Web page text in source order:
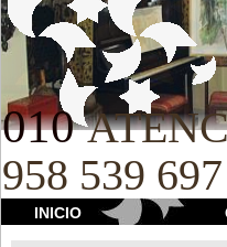
010
958 539 697
INICIO